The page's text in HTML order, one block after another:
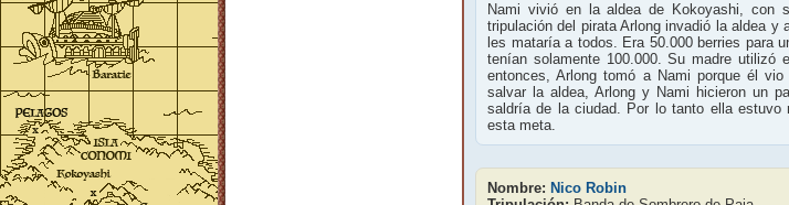
Nami vivió en la aldea de Kokoyashi, con
tripulación del pirata Arlong invadió la aldea
les mataría a todos. Era 50.000 berries para
tenían solamente 100.000. Su madre
entonces, Arlong tomó a Nami porque él
salvar la aldea, Arlong y Nami hicieron un
saldría de la ciudad. Por lo tanto ella estuvo
esta meta.
Nombre: Nico Robin